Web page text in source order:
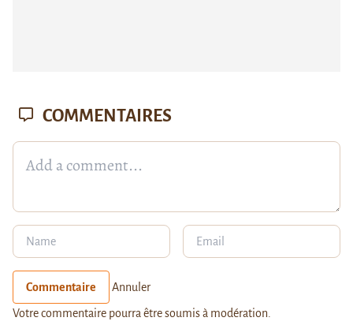
COMMENTAIRES
Commentaire Annuler
Votre commentaire pourra être soumis à modération.